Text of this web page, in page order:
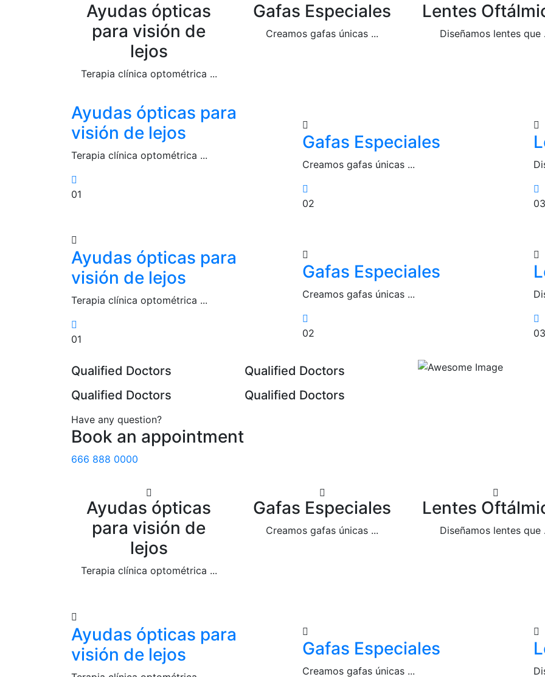
Ayudas ópticas
para visión de
lejos
Terapia clínica optométrica ...
Gafas Especiales
Creamos gafas únicas ...
Lentes
Diseñamos lentes que
Ayudas ópticas para
visión de lejos
Terapia clínica optométrica ...
01
Gafas Especiales
Creamos gafas únicas ...
02 03
Ayudas ópticas para
visión de lejos
Terapia clínica optométrica ...
01
Gafas Especiales
Creamos gafas únicas ...
02 03
Qualified Doctors
Qualified Doctors
Qualified Doctors
Qualified Doctors
Have any question?
Book an appointment
666 888 0000
Ayudas ópticas
para visión de
lejos
Terapia clínica optométrica ...
Gafas Especiales
Creamos gafas únicas ...
Lentes
Diseñamos lentes que
Ayudas ópticas para
visión de lejos
Gafas Especiales
Creamos gafas únicas ...